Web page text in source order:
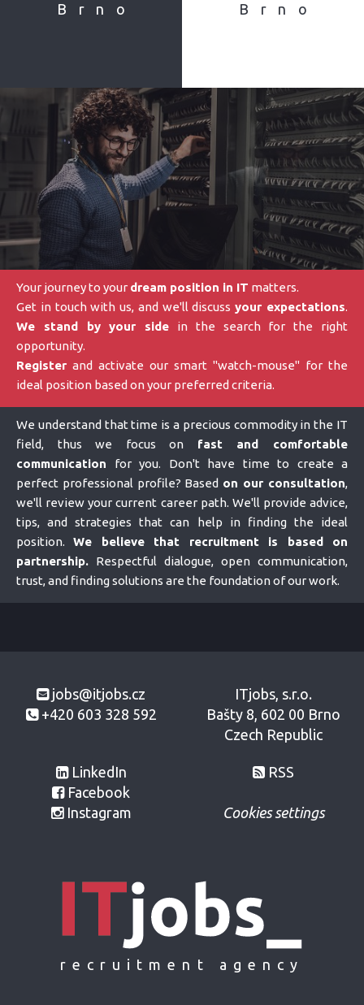
Brno Brno
Your journey to your dream position in IT matters.
Get in touch with us, and we'll discussyour expectations.
We stand by your side in the search for the right
opportunity.
Register and activate our smart "watch-mouse" for the
ideal position based on your preferred criteria.
We understand that time is a precious commodity in the IT
field, thus we focus on fast and comfortable
communication for you. Don't have time to create a
perfect professional profile? Based on our consultation,
we'll review your current career path. We'll provide advice,
tips, and strategies that can help in finding the ideal
position.We believe that recruitment is based on
partnership. Respectful dialogue, open communication,
trust, and finding solutions are the foundation of our work.
jobs@itjobs.cz
+420 603 328 592
LinkedIn
Facebook
Instagram
ITjobs, s.r.o.
Bašty 8, 602 00 Brno
Czech Republic
RSS
Cookies settings
recruitment agency